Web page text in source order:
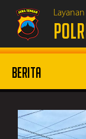
Berita